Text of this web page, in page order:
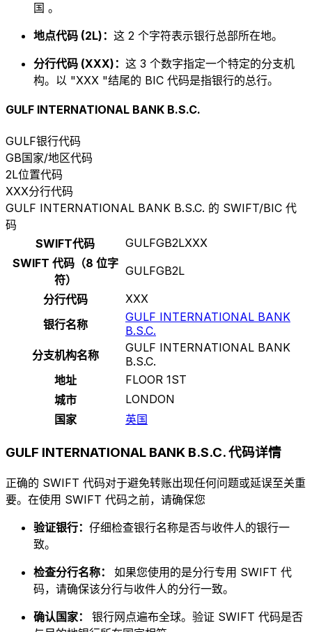
国 。
地点代码 (2L)： 这 2 个字符表示银行总部所在地。
分行代码 (XXX)： 这 3 个数字指定一个特定的分支机
构。以 "XXX "结尾的 BIC 代码是指银行的总行。
GULF INTERNATIONAL BANK B.S.C.
GULF银行代码
GB国家/地区代码
2L位置代码
XXX分行代码
GULF INTERNATIONAL BANK B.S.C. 的 SWIFT/BIC 代
码
SWIFT代码
GULFGB2LXXX
SWIFT 代码（8 位字
符）
GULFGB2L
分行代码
XXX
银行名称
GULF INTERNATIONAL BANK
B.S.C.
分支机构名称
GULF INTERNATIONAL BANK
B.S.C.
地址
FLOOR 1ST
城市
LONDON
国家
英国
GULF INTERNATIONAL BANK B.S.C. 代码详情
正确的 SWIFT 代码对于避免转账出现任何问题或延误至关重
要。在使用 SWIFT 代码之前，请确保您
验证银行： 仔细检查银行名称是否与收件人的银行一
致。
检查分行名称： 如果您使用的是分行专用 SWIFT 代
码，请确保该分行与收件人的分行一致。
确认国家： 银行网点遍布全球。验证 SWIFT 代码是否